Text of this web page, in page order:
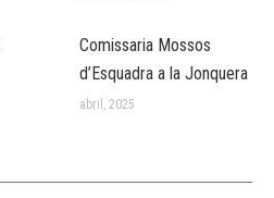
Comissaria Mossos
d’Esquadra a la Jonquera
abril, 2025